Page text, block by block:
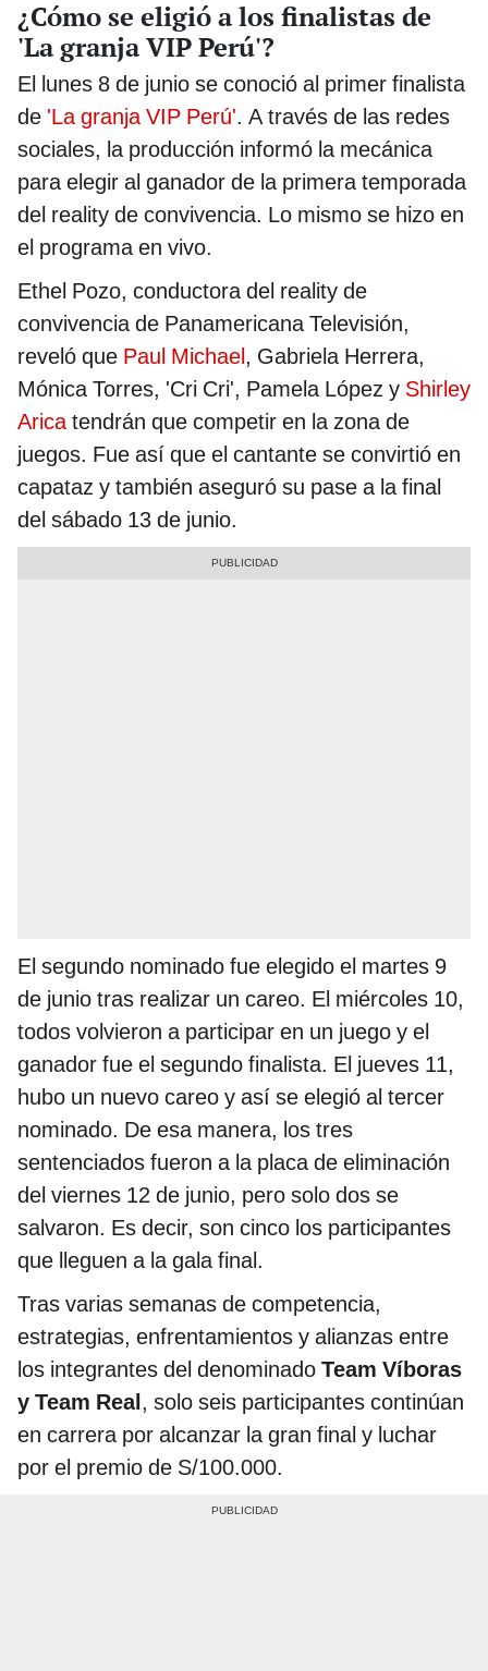
¿Cómo se eligió a los finalistas de
'La granja VIP Perú'?
El lunes 8 de junio se conoció al primer finalista
de 'La granja VIP Perú'. A través de las redes
sociales, la producción informó la mecánica
para elegir al ganador de la primera temporada
del reality de convivencia. Lo mismo se hizo en
el programa en vivo.
Ethel Pozo, conductora del reality de
convivencia de Panamericana Televisión,
reveló que Paul Michael, Gabriela Herrera,
Mónica Torres, 'Cri Cri', Pamela López y Shirley
Aricatendrán que competir en la zona de
juegos. Fue así que el cantante se convirtió en
capataz y también aseguró su pase a la final
del sábado 13 de junio.
El segundo nominado fue elegido el martes 9
de junio tras realizar un careo. El miércoles 10,
todos volvieron a participar en un juego y el
ganador fue el segundo finalista. El jueves 11,
hubo un nuevo careo y así se elegió al tercer
nominado. De esa manera, los tres
sentenciados fueron a la placa de eliminación
del viernes 12 de junio, pero solo dos se
salvaron. Es decir, son cinco los participantes
que lleguen a la gala final.
Tras varias semanas de competencia,
estrategias, enfrentamientos y alianzas entre
los integrantes del denominado Team Víboras
y Team Real, solo seis participantes continúan
en carrera por alcanzar la gran final y luchar
por el premio de S/100.000.